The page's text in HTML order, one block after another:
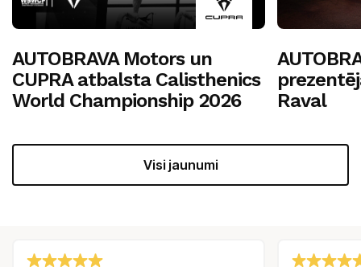
AUTOBRAVA Motors un
CUPRA atbalsta Calisthenics
World Championship 2026
Raval
Visi jaunumi